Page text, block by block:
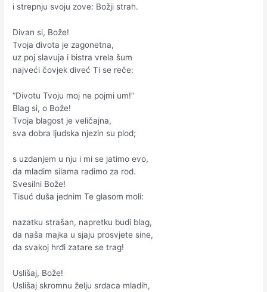
i strepnju svoju zove: Božji strah.
Divan si, Bože!
Tvoja divota je zagonetna,
uz poj slavuja i bistra vrela šum
najveći čovjek diveć Ti se reče:
“Divotu Tvoju moj ne pojmi um!”
Blag si, o Bože!
Tvoja blagost je veličajna,
sva dobra ljudska njezin su plod;
s uzdanjem u nju i mi se jatimo evo,
da mladim silama radimo za rod.
Svesilni Bože!
Tisuć duša jednim Te glasom moli:
nazatku strašan, napretku budi blag,
da naša majka u sjaju prosvjete sine,
da svakoj hrđi zatare se trag!
Uslišaj, Bože!
Uslišaj skromnu želju srdaca mladih,